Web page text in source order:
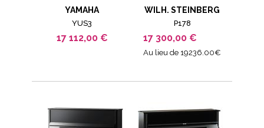
YAMAHA
YUS3
17 112,00 €
WILH. STEINBERG
P178
17 300,00 €
Au lieu de 19236.00€